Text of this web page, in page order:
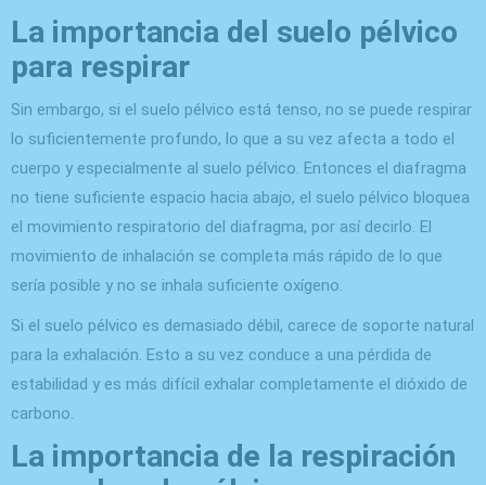
La importancia del suelo pélvico
para respirar
Sin embargo, si el suelo pélvico está tenso, no se puede respirar
lo suficientemente profundo, lo que a su vez afecta a todo el
cuerpo y especialmente al suelo pélvico. Entonces el diafragma
no tiene suficiente espacio hacia abajo, el suelo pélvico bloquea
el movimiento respiratorio del diafragma, por así decirlo. El
movimiento de inhalación se completa más rápido de lo que
sería posible y no se inhala suficiente oxígeno.
Si el suelo pélvico es demasiado débil, carece de soporte natural
para la exhalación. Esto a su vez conduce a una pérdida de
estabilidad y es más difícil exhalar completamente el dióxido de
carbono.
La importancia de la respiración